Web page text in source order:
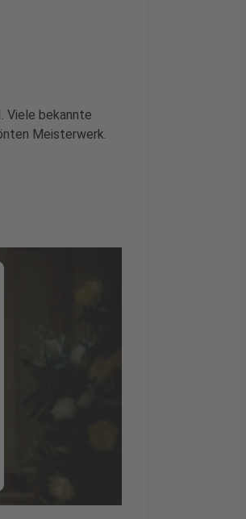
Viele bekannte
Meisterwerk.